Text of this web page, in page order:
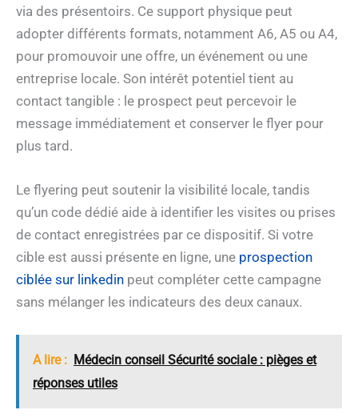
via des présentoirs. Ce support physique peut
adopter différents formats, notamment A6, A5 ou A4,
pour promouvoir une offre, un événement ou une
entreprise locale. Son intérêt potentiel tient au
contact tangible : le prospect peut percevoir le
message immédiatement et conserver le flyer pour
plus tard.
Le flyering peut soutenir la visibilité locale, tandis
qu’un code dédié aide à identifier les visites ou prises
de contact enregistrées par ce dispositif. Si votre
cible est aussi présente en ligne, une prospection
ciblée sur linkedin peut compléter cette campagne
sans mélanger les indicateurs des deux canaux.
A lire : Médecin conseil Sécurité sociale : pièges et
réponses utiles